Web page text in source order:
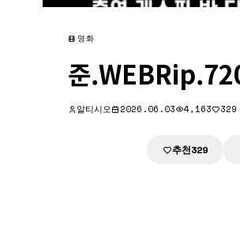
영화
준
알티시오 2026.06.03 4,163 329
추천329